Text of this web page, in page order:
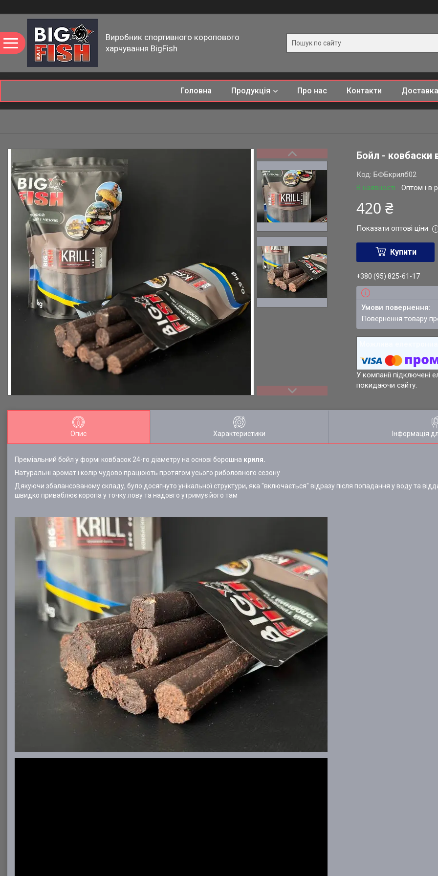
Виробник спортивного коропового
харчування BigFish
Головна Продукція Про нас Контакти
Бойл - ковбаски
В наявності Оптом і в
Код:БФБкрилб02
420 ₴
Показати оптові ціни
Купити
+380 (95) 825-61-17
повернення товару
У компанії підключені
покидаючи сайту.
Опис Характеристики Інформація
Преміальний бойл у формі ковбасок 24-го діаметру на основі борошна криля.
Натуральні аромат і колір чудово працюють протягом усього риболовного сезону
Дякуючи збалансованому складу, було досягнуто унікальної структури, яка "включається" відразу після попадання у воду та
швидко приваблює коропа у точку лову та надовго утримує його там